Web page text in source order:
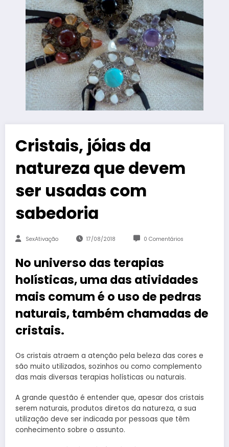
Cristais, jóias da
natureza que devem
ser usadas com
sabedoria
SexAtivação 17/08/2018 0 Comentários
No universo das terapias
holísticas, uma das atividades
mais comum é o uso de pedras
naturais, também chamadas de
cristais.
Os cristais atraem a atenção pela beleza das cores e
são muito utilizados, sozinhos ou como complemento
das mais diversas terapias holísticas ou naturais.
A grande questão é entender que, apesar dos cristais
serem naturais, produtos diretos da natureza, a sua
utilização deve ser indicada por pessoas que têm
conhecimento sobre o assunto.